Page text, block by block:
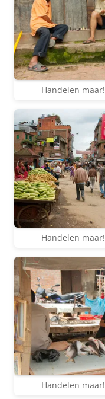
Handelen maar!
Handelen maar!
Handelen maar!